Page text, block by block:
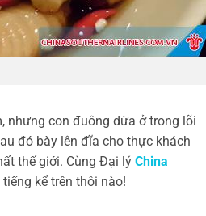
nhưng con đuông dừa ở trong lõi
đó bày lên đĩa cho thực khách
thế giới. Cùng Đại lý China
kể trên thôi nào!